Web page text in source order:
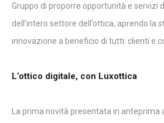
Gruppo di proporre opportunità e servizi
dell’intero settore dell’ottica, aprendo la
innovazione a beneficio di tutti: clienti e
L’ottico digitale, con Luxottica
La prima novità presentata in anteprima